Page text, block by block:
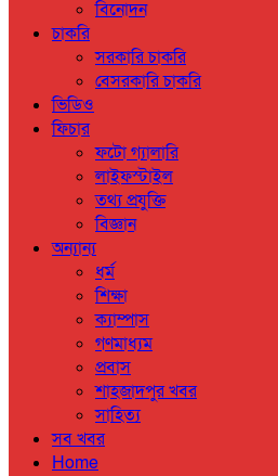
বিনোদন
চাকরি
সরকারি চাকরি
বেসরকারি চাকরি
ভিডিও
ফিচার
ফটো গ্যালারি
লাইফস্টাইল
তথ্য প্রযুক্তি
বিজ্ঞান
অন্যান্য
ধর্ম
শিক্ষা
ক্যাম্পাস
গণমাধ্যম
প্রবাস
শাহজাদপুর খবর
সাহিত্য
সব খবর
Home